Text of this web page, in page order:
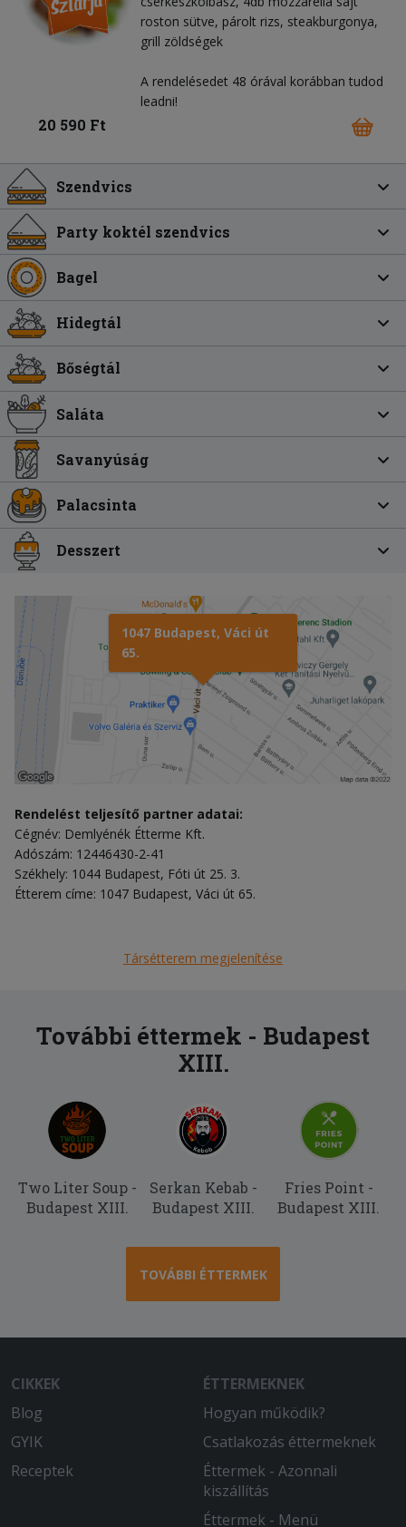
roston sütve, párolt rizs, steakburgonya,
grill zöldségek
A rendelésedet 48 órával korábban tudod
leadni!
20 590 Ft
Szendvics
Party koktél szendvics
Bagel
Hidegtál
Bőségtál
Saláta
Savanyúság
Palacsinta
Desszert
1047 Budapest, Váci út
65.
Rendelést teljesítő partner adatai:
Cégnév: Demlyénék Étterme Kft.
Adószám: 12446430-2-41
Székhely: 1044 Budapest, Fóti út 25. 3.
Étterem címe: 1047 Budapest, Váci út 65.
Társétterem megjelenítése
További éttermek - Budapest
XIII.
Two Liter Soup -
Budapest XIII.
Serkan Kebab -
Budapest XIII.
Fries Point -
Budapest XIII.
TOVÁBBI ÉTTERMEK
CIKKEK
Blog
GYIK
Receptek
ÉTTERMEKNEK
Hogyan működik?
Csatlakozás éttermeknek
Éttermek - Azonnali
kiszállítás
Éttermek - Menü